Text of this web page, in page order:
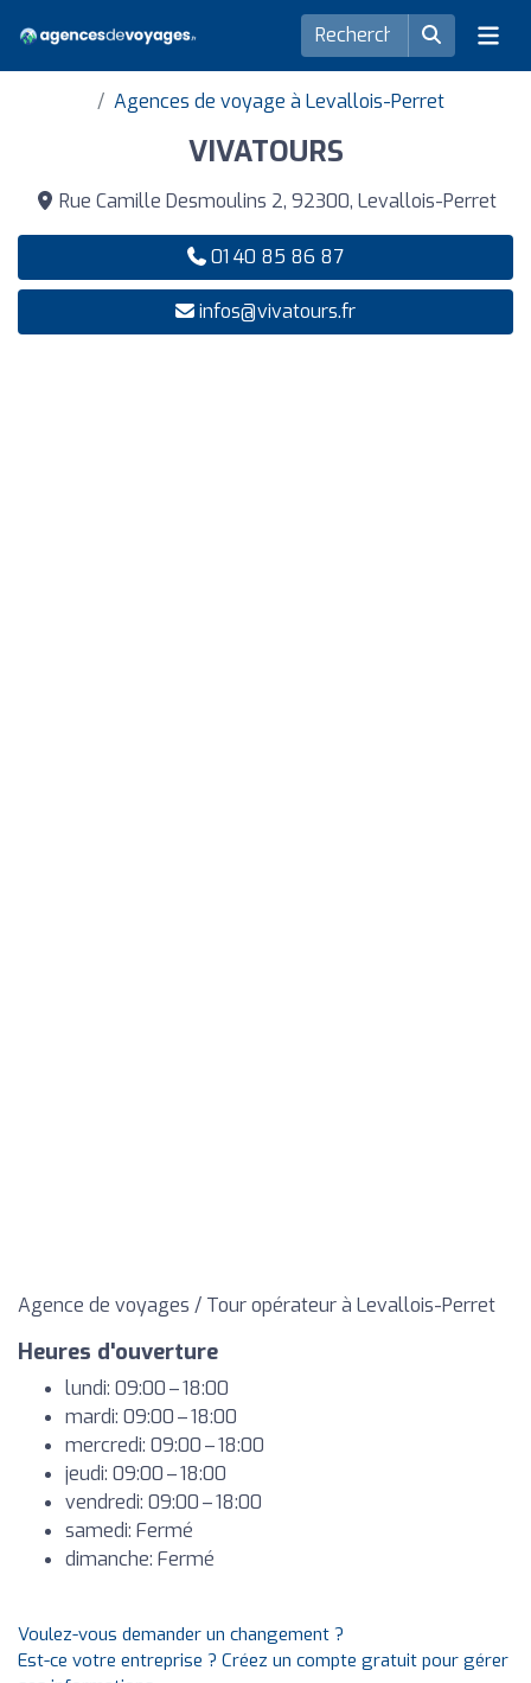
Agences de voyage à Levallois-Perret
VIVATOURS
Rue Camille Desmoulins 2, 92300, Levallois-Perret
01 40 85 86 87
infos@vivatours.fr
Agence de voyages / Tour opérateur à Levallois-Perret
Heures d'ouverture
lundi: 09:00 – 18:00
mardi: 09:00 – 18:00
mercredi: 09:00 – 18:00
jeudi: 09:00 – 18:00
vendredi: 09:00 – 18:00
samedi: Fermé
dimanche: Fermé
Voulez-vous demander un changement ?
Est-ce votre entreprise ? Créez un compte gratuit pour gérer